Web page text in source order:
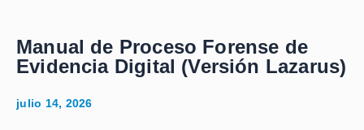
Manual de Proceso Forense de
Evidencia Digital (Versión Lazarus)
julio 14, 2026